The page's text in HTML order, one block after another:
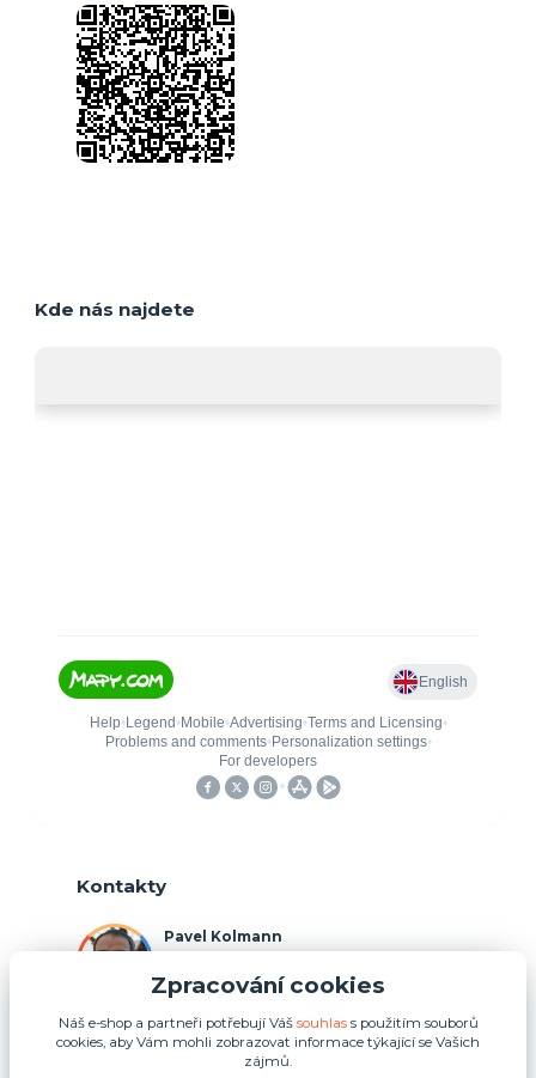
Kde nás najdete
Kontakty
Pavel Kolmann
(Po-Ne, 8:00-17:00 hod.)
p.kolmann@coolplays.cz
Zpracování cookies
Náš e-shop a partneři potřebují Váš souhlass použitím souborů
cookies, aby Vám mohli zobrazovat informace týkající se Vašich
zájmů.